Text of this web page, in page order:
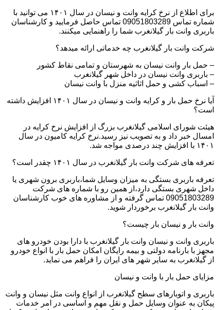
برای اطلاع از نرخ کرایه وانت و نیسان در سال ۱۴۰۱ می توانید با
شماره تماس 09051803289 تماس حاصل فرمایید و کارشناسان
باربری وانت بار گیلانغرب شما را راهنمایی میکنند.
شرکت وانت بار گیلانغرب چه خدماتی ارائه میدهد؟
– حمل بار وانت نیسان به شهرستان و تمامی نقاط کشور
– باربری وانت نیسان در داخل شهر گیلانغرب
– اسباب کشی و حمل اثاثیه منزل با وانت نیسان
آیا نرخ حمل بار و کرایه وانت و نیسان در سال ۱۴۰۱ افزایش داشته
است؟
هیئت شورای اسلامی گیلانغرب بزرگ از افزایش نرخ کرایه در
امسال خبر داد و به تصویب نیز رسید.نرخ کرایه کامیون در سال
۱۴۰۱ با افزایش چند درصدی مواجه شد.
تعرفه های شرکت وانت بار گیلانغرب در سال ۱۴۰۱ چقدر است؟
تعرفه باربری بستگی به میزان وسایل شما،باربری برون شهری یا
داخل شهری بستگی دارد،از همین رو با شماره های شرکت
09051803289 تماس گرفته و از مشاوره های خوب کارشناسان
وانت بار گیلانغرب برخوردار شوید.
وانت بار و نیسان بار چیست؟
باربری وانت و نیسان وانت بار گیلانغرب با دارا بودن خودرو های
مجهز با بارنامه دولتی و بیمه رایگان امکان حمل بار با انواع خودرو
از گیلانغرب به سایر شهر های ایران را فراهم می نماید.
مزایای حمل بار با وانت و نیسان
باربری و اتوبارهای سطح گیلانغرب از انواع وانت مثل نیسان و وانت
پیکان به عنوان وسایل حمل و نقل مهم و اساسی در امر خدمات